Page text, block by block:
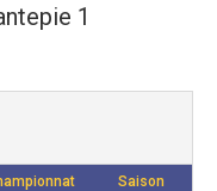
1
Saison